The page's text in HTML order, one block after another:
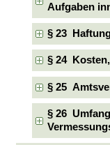
Aufgaben
§ 23
§ 24
§ 25
§ 26